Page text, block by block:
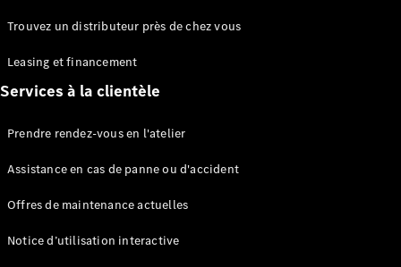
Tous les
Sprinter
Sprinter
Sprinter
Sprinter
Cabine
Châssis
Trouvez un distributeur près de chez vous
Leasing et financement
Services à la clientèle
Prendre rendez-vous en l'atelier
Assistance en cas de panne ou d'accident
Offres de maintenance actuelles
Notice d’utilisation interactive